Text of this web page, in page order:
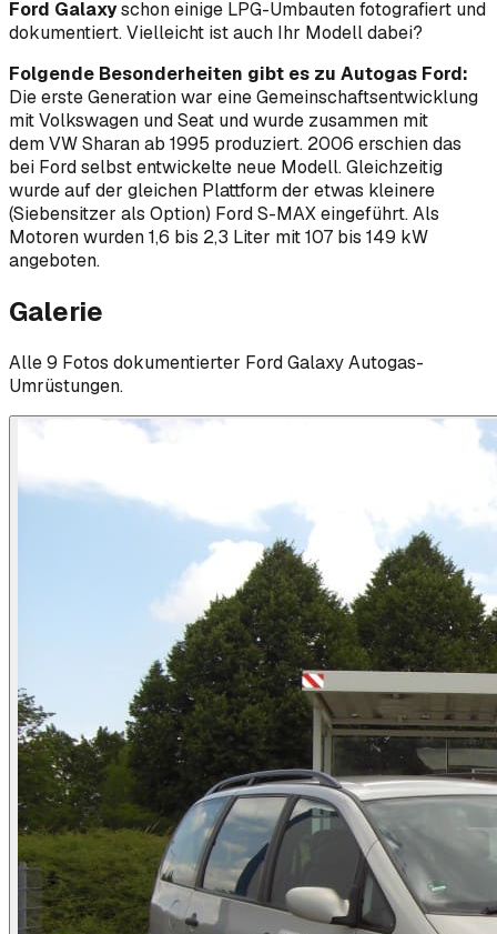
Ford Galaxyschon einige LPG-Umbauten fotografiert und
dokumentiert. Vielleicht ist auch Ihr Modell dabei?
Folgende Besonderheiten gibt es zu Autogas Ford:
Die erste Generation war eine Gemeinschaftsentwicklung
mit Volkswagen und Seat und wurde zusammen mit
dem VW Sharan ab 1995 produziert. 2006 erschien das
bei Ford selbst entwickelte neue Modell. Gleichzeitig
wurde auf der gleichen Plattform der etwas kleinere
(Siebensitzer als Option) Ford S-MAX eingeführt. Als
Motoren wurden 1,6 bis 2,3 Liter mit 107 bis 149 kW
angeboten.
Galerie
Alle9 Fotos dokumentierter FordGalaxyAutogas-
Umrüstungen.